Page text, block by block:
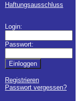
Haftungsausschluss
Login:
Passwort:
Registrieren
Passwort vergessen?